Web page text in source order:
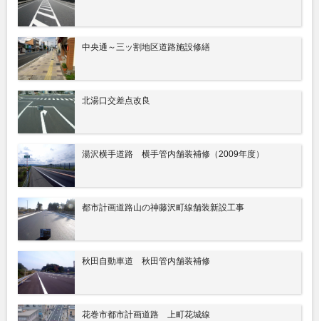
中央通～三ッ割地区道路施設修繕
北湯口交差点改良
湯沢横手道路 横手管内舗装補修（2009年度）
都市計画道路山の神藤沢町線舗装新設工事
秋田自動車道 秋田管内舗装補修
花巻市都市計画道路 上町花城線